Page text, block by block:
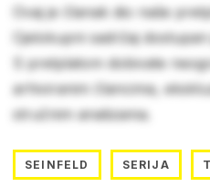
Ovaj je članak dio naše
Cjelokupni sadržaj
S pretplatom dobivate
arhiviranim člancima,
stručnim analizama.
SEINFELD SERIJA